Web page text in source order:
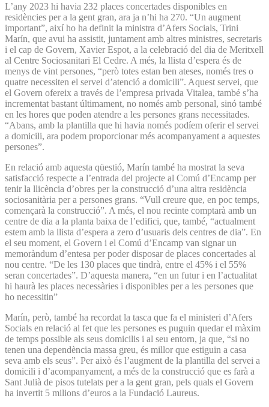
L’any 2023 hi havia 232 places concertades disponibles en
residències per a la gent gran, ara ja n’hi ha 270. “Un augment
important”, així ho ha definit la ministra d’Afers Socials, Trini
Marín, que avui ha assistit, juntament amb altres ministres, secretaris
i el cap de Govern, Xavier Espot, a la celebració del dia de Meritxell
al Centre Sociosanitari El Cedre. A més, la llista d’espera és de
menys de vint persones, “però totes estan ben ateses, només tres o
quatre necessiten el servei d’atenció a domicili”. Aquest servei, que
el Govern ofereix a través de l’empresa privada Vitalea, també s’ha
incrementat bastant últimament, no només amb personal, sinó també
en les hores que poden atendre a les persones grans necessitades.
“Abans, amb la plantilla que hi havia només podíem oferir el servei
a domicili, ara podem proporcionar més acompanyament a aquestes
persones”.
En relació amb aquesta qüestió, Marín també ha mostrat la seva
satisfacció respecte a l’entrada del projecte al Comú d’Encamp per
tenir la llicència d’obres per la construcció d’una altra residència
sociosanitària per a persones grans. “Vull creure que, en poc temps,
començarà la construcció”. A més, el nou recinte comptarà amb un
centre de dia a la planta baixa de l’edifici, que, també, “actualment
estem amb la llista d’espera a zero d’usuaris dels centres de dia”. En
el seu moment, el Govern i el Comú d’Encamp van signar un
memoràndum d’entesa per poder disposar de places concertades al
nou centre. “De les 130 places que tindrà, entre el 45% i el 55%
seran concertades”. D’aquesta manera, “en un futur i en l’actualitat
hi haurà les places necessàries i disponibles per a les persones que
ho necessitin”
Marín, però, també ha recordat la tasca que fa el ministeri d’Afers
Socials en relació al fet que les persones es puguin quedar el màxim
de temps possible als seus domicilis i al seu entorn, ja que, “si no
tenen una dependència massa greu, és millor que estiguin a casa
seva amb els seus”. Per això és l’augment de la plantilla del servei a
domicili i d’acompanyament, a més de la construcció que es farà a
Sant Julià de pisos tutelats per a la gent gran, pels quals el Govern
ha invertit 5 milions d’euros a la Fundació Laureus.